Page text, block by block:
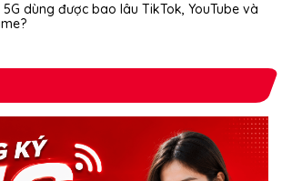
5G dùng được bao lâu TikTok, YouTube và